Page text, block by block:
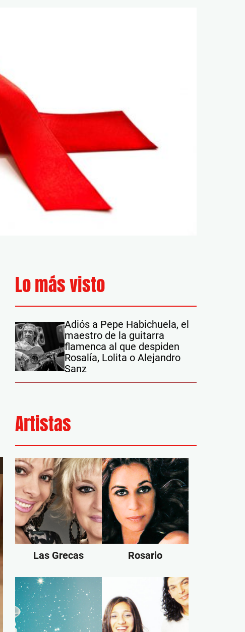
Lo más visto
Adiós a Pepe Habichuela, el
maestro de la guitarra
flamenca al que despiden
Rosalía, Lolita o Alejandro
Sanz
Artistas
Las Grecas Rosario